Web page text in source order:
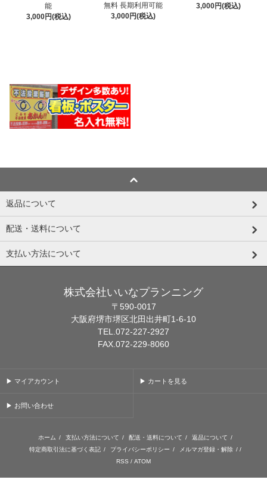
能
3,000円(税込)
無料 長期利用可能
3,000円(税込)
3,000円(税込)
返品について
配送・送料について
支払い方法について
株式会社いいなプランニング
〒590-0017
大阪府堺市堺区北田出井町1-6-10
TEL.072-227-2927
FAX.072-229-8060
▶ マイアカウント ▶ カートを見る
▶ お問い合わせ
ホーム / 支払い方法について / 配送・送料について / 返品について /
特定商取引法に基づく表記 / プライバシーポリシー / メルマガ登録・解除 / /
RSS / ATOM